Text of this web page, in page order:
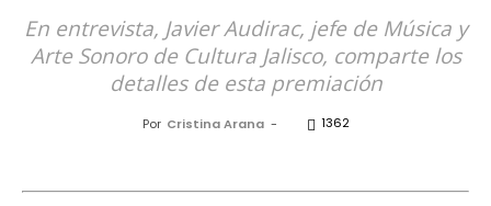
En entrevista, Javier Audirac, jefe de Música y
Arte Sonoro de Cultura Jalisco, comparte los
detalles de esta premiación
Por Cristina Arana - 1362